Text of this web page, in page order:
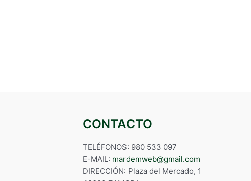
CONTACTO
TELÉFONOS: 980 533 097
E-MAIL: mardemweb@gmail.com
DIRECCIÓN: Plaza del Mercado, 1